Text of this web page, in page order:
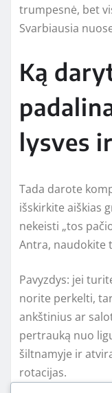
trumpesnė, bet
Svarbiausia
Ką
lysves
Tada darote
išskirkite aiškias
nekeisti „tos
Antra, naudokite
Pavyzdys: jei
norite perkelti,
ankštinius ar
pertrauką nuo
šiltnamyje ir
rotacijas.